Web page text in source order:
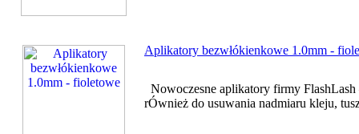
Aplikatory bezwłókienkowe 1.0mm -
Nowoczesne aplikatory firmy
rÓwnież do usuwania nadmiaru kleju,